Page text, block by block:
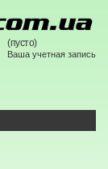
(пусто)
Ваша учетная запись